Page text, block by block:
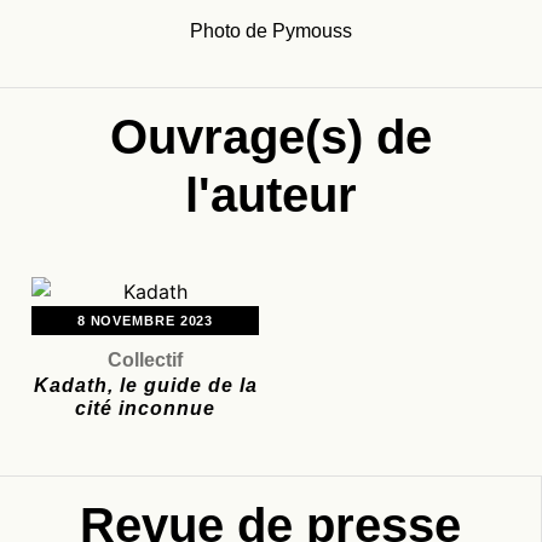
Photo de Pymouss
Ouvrage(s) de
l'auteur
8 NOVEMBRE 2023
Collectif
Kadath, le guide de la
cité inconnue
Revue de presse